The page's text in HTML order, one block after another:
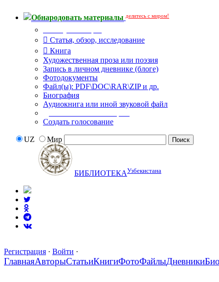
Обнародовать материалы делитесь с миром!
Статья, обзор, исследование
Книга
Художественная проза или поэзия
Запись в личном дневнике (блоге)
Фотодокументы
Файл(ы): PDF\DOC\RAR\ZIP и др.
Биография
Аудиокнига или иной звуковой файл
Создать голосование
UZ Мир
БИБЛИОТЕКАУзбекистана
Регистрация · Войти ·
ГлавнаяАвторыСтатьиКнигиФотоФайлыДневники